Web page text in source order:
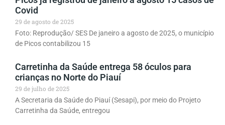
Covid
29 de agosto de 2025
Foto: Reprodução/ SES De janeiro a agosto de 2025, o município
de Picos contabilizou 15
Carretinha da Saúde entrega 58 óculos para
crianças no Norte do Piauí
29 de julho de 2025
A Secretaria da Saúde do Piauí (Sesapi), por meio do Projeto
Carretinha da Saúde, entregou